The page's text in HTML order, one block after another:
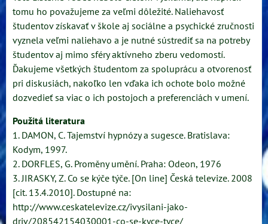
tomu ho považujeme za veľmi dôležité. Naliehavosť
študentov získavať v škole aj sociálne a psychické zručnosti
vyznela veľmi naliehavo a je nutné sústrediť sa na potreby
študentov aj mimo sféry aktívneho zberu vedomostí.
Ďakujeme všetkých študentom za spoluprácu a otvorenosť
pri diskusiách, nakoľko len vďaka ich ochote bolo možné
dozvedieť sa viac o ich postojoch a preferenciách v umení.
Použitá literatura
1. DAMON, C. Tajemství hypnózy a sugesce. Bratislava:
Kodym, 1997.
2. DORFLES, G. Proměny umění. Praha: Odeon, 1976
3. JIRASKY, Z. Co se kýče týče. [On line] Česká televize. 2008
[cit. 13.4.2010]. Dostupné na:
http://www.ceskatelevize.cz/ivysilani-jako-
driv/208542154030001-co-se-kyce-tyce/